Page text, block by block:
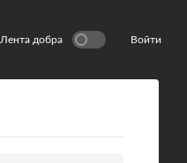
Лента добра Войти